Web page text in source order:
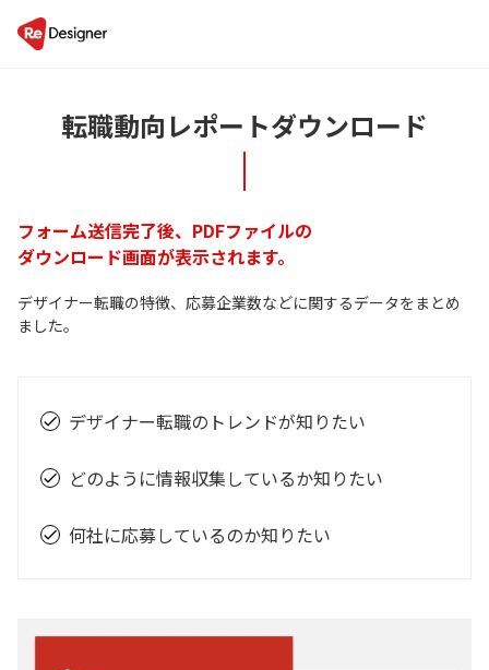
転職動向レポートダウンロード
フォーム送信完了後、PDFファイルの
ダウンロード画面が表示されます。
デザイナー転職の特徴、応募企業数などに関するデータをまとめ
ました。
check デザイナー転職のトレンドが知りたい
check どのように情報収集しているか知りたい
check 何社に応募しているのか知りたい